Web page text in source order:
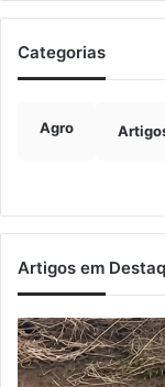
Categorias
Agro
Artigos em
Turisvales
2026
recebe